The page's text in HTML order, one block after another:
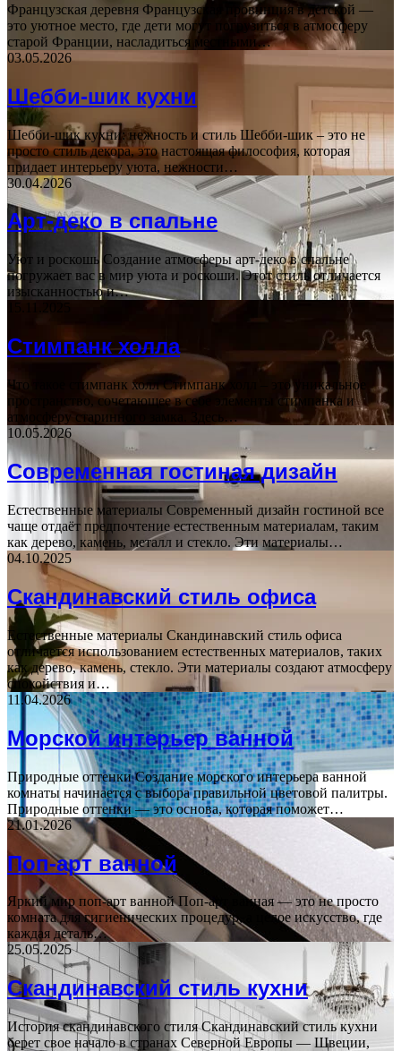
Французская деревня Французская провинция в детской —
это уютное место, где дети могут погрузиться в атмосферу
старой Франции, насладиться местными…
03.05.2026
Шебби-шик кухни
Шебби-шик кухни: нежность и стиль Шебби-шик – это не
просто стиль декора, это настоящая философия, которая
придает интерьеру уюта, нежности…
30.04.2026
Арт-деко в спальне
Уют и роскошь Создание атмосферы арт-деко в спальне
погружает вас в мир уюта и роскоши. Этот стиль отличается
изысканностью и…
Стимпанк холла
Что такое стимпанк холл Стимпанк холл – это уникальное
пространство, сочетающее в себе элементы стимпанка и
атмосферу старинного замка. Здесь…
10.05.2026
Современная гостиная дизайн
Естественные материалы Современный дизайн гостиной все
чаще отдаёт предпочтение естественным материалам, таким
как дерево, камень, металл и стекло. Эти материалы…
04.10.2025
Скандинавский стиль офиса
Естественные материалы Скандинавский стиль офиса
отличается использованием естественных материалов, таких
как дерево, камень, стекло. Эти материалы создают атмосферу
спокойствия и…
11.04.2026
Морской интерьер ванной
Природные оттенки Создание морского интерьера ванной
комнаты начинается с выбора правильной цветовой палитры.
Природные оттенки — это основа, которая поможет…
21.01.2026
Поп-арт ванной
Яркий мир поп-арт ванной Поп-арт ванная — это не просто
комната для гигиенических процедур, а целое искусство, где
каждая деталь…
25.05.2025
Скандинавский стиль кухни
История скандинавского стиля Скандинавский стиль кухни
берет свое начало в странах Северной Европы — Швеции,